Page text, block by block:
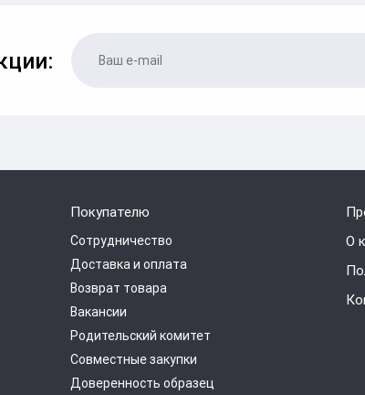
Покупателю
Сотрудничество
Доставка и оплата
Возврат товара
Вакансии
Родительский комитет
Совместные закупки
Доверенность образец
О